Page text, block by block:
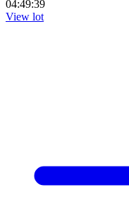
04:49:38
View lot